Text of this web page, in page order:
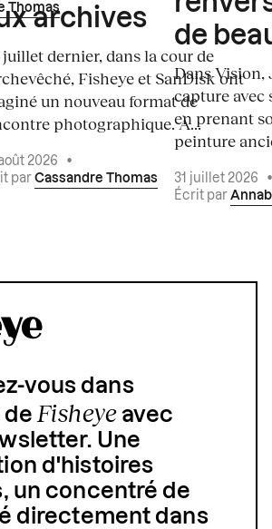
Thomasarchives
dernier, dans la cour de
Fisheye et SanDisk ont
un nouveau format de
photographique. À...
2026
•
par Cassandre Thomas
de
Dans
capture avec
en prenant
peinture
31 juillet 2026
Écrit par
vous dans
de Fisheyeavec
Une
d'histoires
un concentré de
directement dans